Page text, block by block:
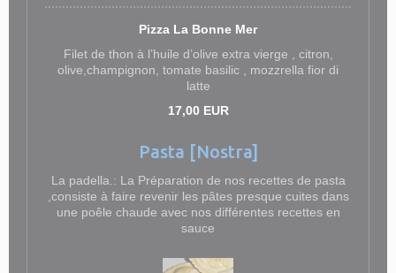
Pizza La Bonne Mer
Filet de thon à l’huile d’olive extra vierge , citron,
olive,champignon, tomate basilic , mozzrella fior di
latte
17,00 EUR
Pasta [Nostra]
La padella.: La Préparation de nos recettes de pasta
,consiste à faire revenir les pâtes presque cuites dans
une poêle chaude avec nos différentes recettes en
sauce